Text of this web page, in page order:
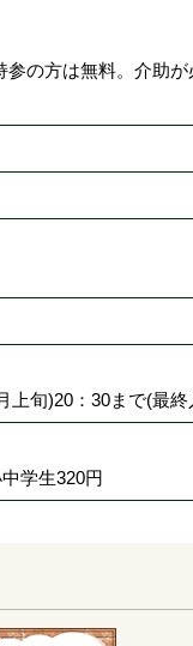
の方は無料。介助
上旬)20：30まで(最終
学生320円